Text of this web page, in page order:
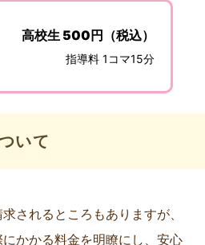
高校生 500円（税込）
指導料 1コマ15分
いて
されるところもありますが、
かかる料金を明瞭にし、安心